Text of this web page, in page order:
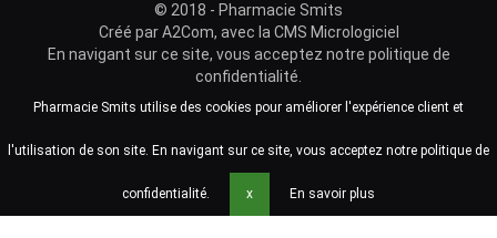
Pharmacie Smits utilise des cookies pour améliorer l'expérience client et
l'utilisation de son site. En navigant sur ce site, vous acceptez notre politique de
confidentialité. x En savoir plus
© 2018 - Pharmacie Smits
Créé parA2Com, avec la CMS Micrologiciel
En navigant sur ce site, vous acceptez notre politique de
confidentialité